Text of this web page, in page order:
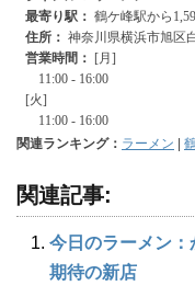
関連ランキング： ラーメン
関連記事:
今日のラーメン
期待の新店